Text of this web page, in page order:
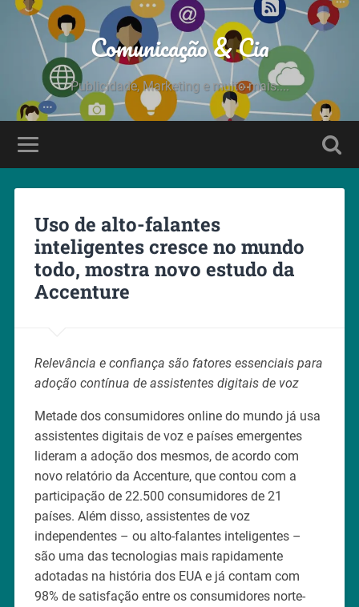
Comunicação & Cia
Publicidade, Marketing e muito mais....
Uso de alto-falantes
inteligentes cresce no mundo
todo, mostra novo estudo da
Accenture
Relevância e confiança são fatores essenciais para
adoção contínua de assistentes digitais de voz
Metade dos consumidores online do mundo já usa
assistentes digitais de voz e países emergentes
lideram a adoção dos mesmos, de acordo com
novo relatório da Accenture, que contou com a
participação de 22.500 consumidores de 21
países. Além disso, assistentes de voz
independentes – ou alto-falantes inteligentes –
são uma das tecnologias mais rapidamente
adotadas na história dos EUA e já contam com
98% de satisfação entre os consumidores norte-